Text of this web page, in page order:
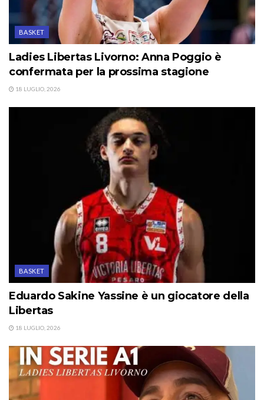
BASKET
Ladies Libertas Livorno: Anna Poggio è
confermata per la prossima stagione
18 LUGLIO, 2026
BASKET
Eduardo Sakine Yassine è un giocatore della
Libertas
18 LUGLIO, 2026